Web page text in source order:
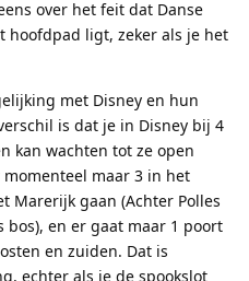
over het feit dat Danse
hoofdpad ligt, zeker als je het
met Disney en hun
is dat je in Disney bij 4
kan wachten tot ze open
maar 3 in het
Marerijk gaan (Achter Polles
bos), en er gaat maar 1 poort
en zuiden. Dat is
echter als je de spookslot